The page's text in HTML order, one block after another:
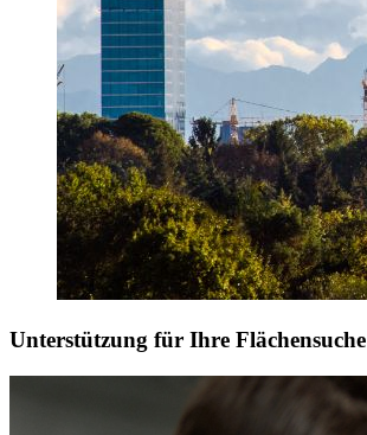
Unterstützung für Ihre Flächensuche